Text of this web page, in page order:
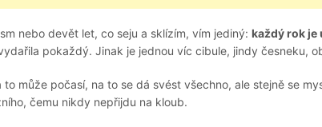
nebo devět let, co seju a sklízím, vím jediný: každý rok je
pokaždý. Jinak je jednou víc cibule, jindy česneku,
to může počasí, na to se dá svést všechno, ale stejně se
čemu nikdy nepřijdu na kloub.